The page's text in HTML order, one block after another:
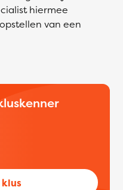
hiermee
van een